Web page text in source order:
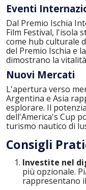
Eventi
Dal Premio Ischia
Film Festival, l'isola
come hub culturale
del Premio Ischia e
dimostrano la
Nuovi Mercati
L'apertura verso
Argentina e Asia
esplorare. Il
dell'America's Cup
turismo nautico di
Consigli
Investite nel
più opzionale.
rappresentano